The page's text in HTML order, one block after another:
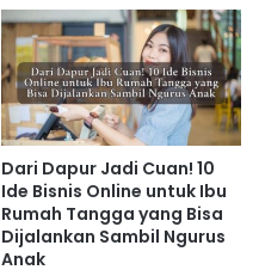
Dari Dapur Jadi Cuan! 10
Ide Bisnis Online untuk Ibu
Rumah Tangga yang Bisa
Dijalankan Sambil Ngurus
Anak